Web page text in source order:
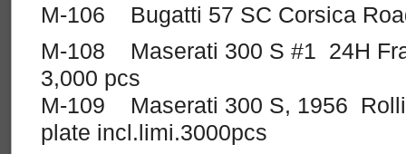
M-106 Bugatti 57 SC Corsica
M-108 Maserati 300 S #1 24H
3,000 pcs
M-109 Maserati 300 S, 1956
plate incl.limi.3000pcs